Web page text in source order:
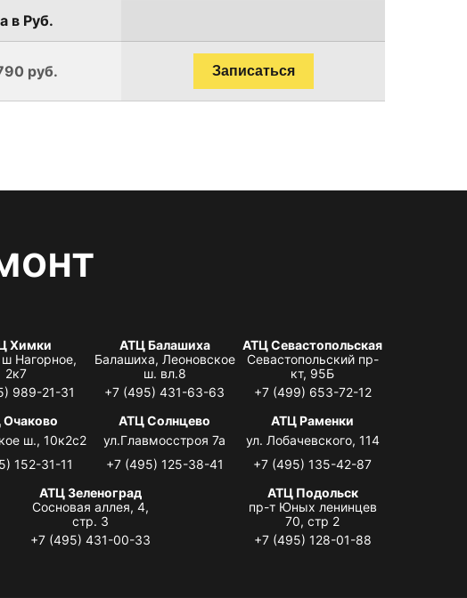
в Руб.
руб. Записаться
Химки
Нагорное,
2к7
989-21-31
АТЦ Балашиха
Балашиха, Леоновское
ш. вл.8
+7 (495) 431-63-63
АТЦ Севастопольская
Севастопольский пр-
кт, 95Б
+7 (499) 653-72-12
ш., 10к2с2
152-31-11
АТЦ Солнцево
ул.Главмосстроя 7а
+7 (495) 125-38-41
АТЦ Раменки
ул. Лобачевского, 114
+7 (495) 135-42-87
АТЦ Зеленоград
Сосновая аллея, 4,
стр. 3
+7 (495) 431-00-33
АТЦ Подольск
пр-т Юных ленинцев
70, стр 2
+7 (495) 128-01-88